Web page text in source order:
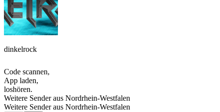
dinkelrock
Code scannen,
App laden,
loshören.
Weitere Sender aus Nordrhein-Westfalen
Weitere Sender aus Nordrhein-Westfalen